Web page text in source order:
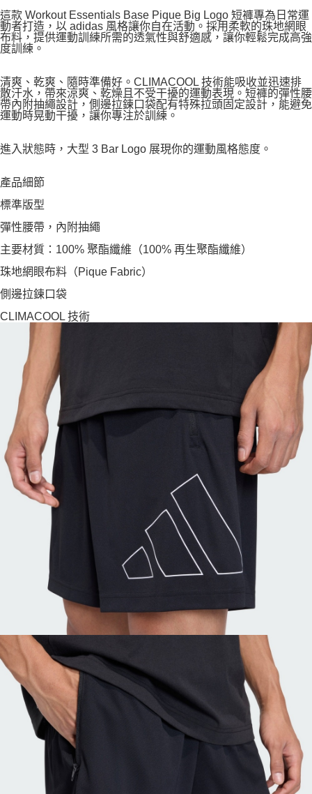
這款 Workout Essentials Base Pique Big Logo 短褲專為日常運
動者打造，以 adidas 風格讓你自在活動。採用柔軟的珠地網眼
布料，提供運動訓練所需的透氣性與舒適感，讓你輕鬆完成高強
度訓練。
清爽、乾爽、隨時準備好。CLIMACOOL 技術能吸收並迅速排
散汗水，帶來涼爽、乾燥且不受干擾的運動表現。短褲的彈性腰
帶內附抽繩設計，側邊拉鍊口袋配有特殊拉頭固定設計，能避免
運動時晃動干擾，讓你專注於訓練。
進入狀態時，大型 3 Bar Logo 展現你的運動風格態度。
產品細節
標準版型
彈性腰帶，內附抽繩
主要材質：100% 聚酯纖維（100% 再生聚酯纖維）
珠地網眼布料（Pique Fabric）
側邊拉鍊口袋
CLIMACOOL 技術